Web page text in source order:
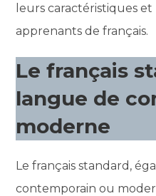
leurs caractéristiques
apprenants de français.
Le français
langue de
moderne
Le français standard,
contemporain ou